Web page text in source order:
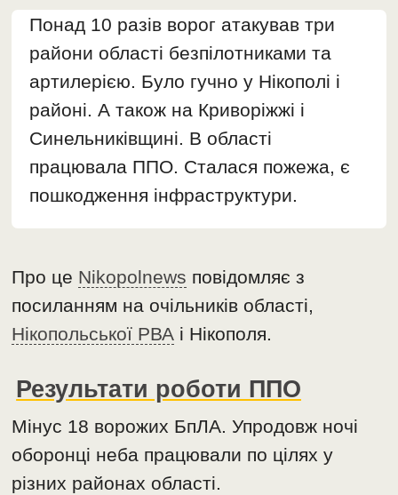
Понад 10 разів ворог атакував три
райони області безпілотниками та
артилерією. Було гучно у Нікополі і
районі. А також на Криворіжжі і
Синельниківщині. В області
працювала ППО. Сталася пожежа, є
пошкодження інфраструктури.
Про це Nikopolnews повідомляє з
посиланням на очільників області,
Нікопольської РВА і Нікополя.
Результати роботи ППО
Мінус 18 ворожих БпЛА. Упродовж ночі
оборонці неба працювали по цілях у
різних районах області.